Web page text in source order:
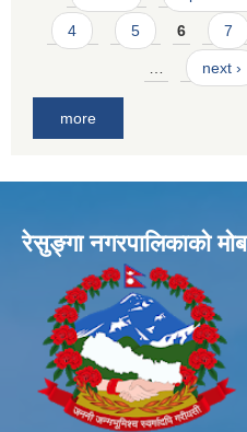
4 5 6 7
next ›
more
रेसुङ्गा नगरपालिकाकाे